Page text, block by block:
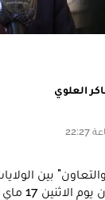
العلوي
بين